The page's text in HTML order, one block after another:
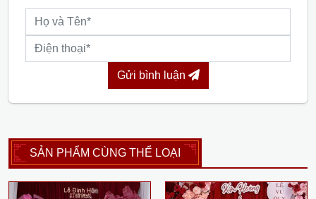
Gửi bình luận
SẢN PHẨM CÙNG THỂ LOẠI